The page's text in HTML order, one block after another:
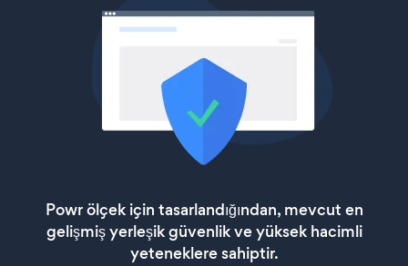
Powr ölçek için tasarlandığından, mevcut en
gelişmiş yerleşik güvenlik ve yüksek hacimli
yeteneklere sahiptir.